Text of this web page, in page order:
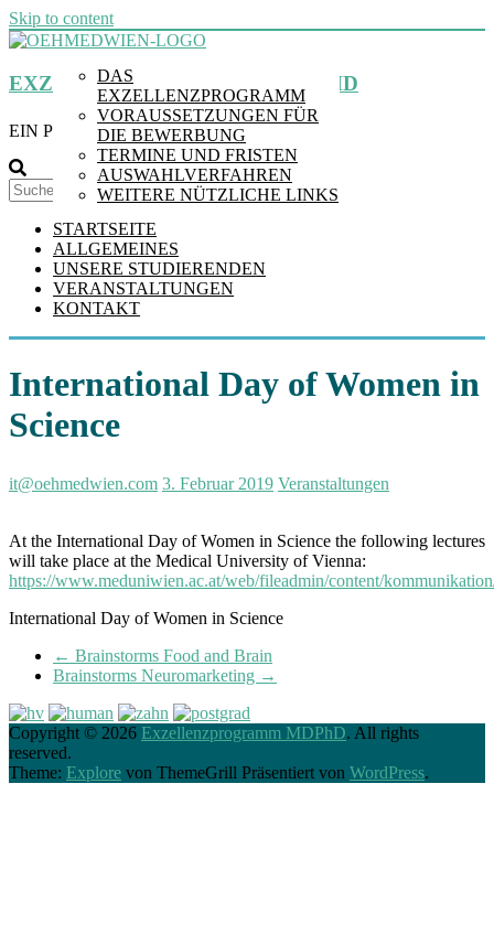
Skip to content
EXZELLENZPROGRAMM MDPHD
EIN PROGRAMM DER MEDUNI WIEN
Suchen
STARTSEITE
ALLGEMEINES
DAS
EXZELLENZPROGRAMM
VORAUSSETZUNGEN FÜR
DIE BEWERBUNG
TERMINE UND FRISTEN
AUSWAHLVERFAHREN
WEITERE NÜTZLICHE LINKS
UNSERE STUDIERENDEN
VERANSTALTUNGEN
KONTAKT
International Day of Women in
Science
it@oehmedwien.com 3. Februar 2019 Veranstaltungen
At the International Day of Women in Science the following lectures
will take place at the Medical University of Vienna:
https://www.meduniwien.ac.at/web/fileadmin/content/
International Day of Women in Science
← Brainstorms Food and Brain
Brainstorms Neuromarketing →
Copyright © 2026 Exzellenzprogramm MDPhD. All rights
reserved.
Theme: Explore von ThemeGrill Präsentiert von WordPress.